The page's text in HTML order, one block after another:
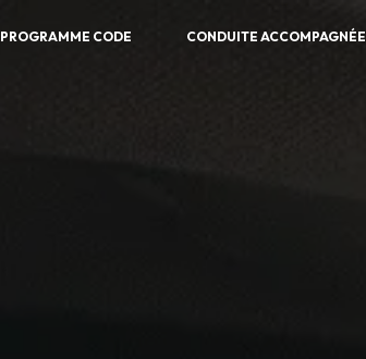
PROGRAMME CODE CONDUITE ACCOMPAGNÉE